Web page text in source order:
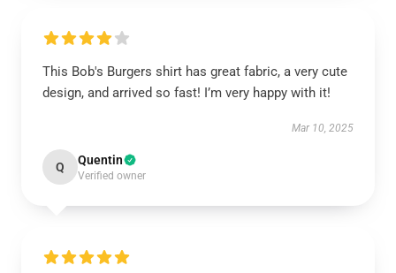
This Bob's Burgers shirt has great fabric, a very cute
design, and arrived so fast! I’m very happy with it!
Mar 10, 2025
Q Quentin
Verified owner